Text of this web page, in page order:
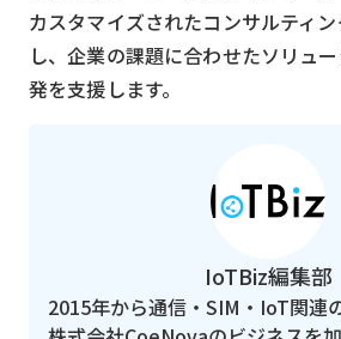
カスタマイズされたコンサルティ
し、企業の課題に合わせたソリュ
発を支援します。
IoTBiz編集部
2015年から通信・SIM・IoT関連